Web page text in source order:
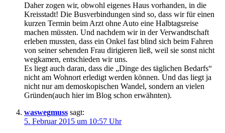
Daher zogen wir, obwohl eigenes Haus vorhanden, in die
Kreisstadt! Die Busverbindungen sind so, dass wir für einen
kurzen Termin beim Arzt ohne Auto eine Halbtagsreise
machen müssten. Und nachdem wir in der Verwandtschaft
erleben mussten, dass ein Onkel fast blind sich beim Fahren
von seiner sehenden Frau dirigieren ließ, weil sie sonst nicht
wegkamen, entschieden wir uns.
Es liegt auch daran, dass die „Dinge des täglichen Bedarfs“
nicht am Wohnort erledigt werden können. Und das liegt ja
nicht nur am demoskopischen Wandel, sondern an vielen
Gründen(auch hier im Blog schon erwähnten).
waswegmuss sagt:
5. Februar 2015 um 10:57 Uhr